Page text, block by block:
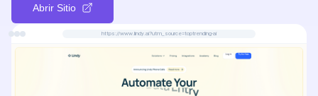
Abrir Sitio
https://www.lindy.ai?utm_source=toptrending-ai